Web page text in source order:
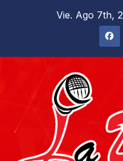
Vie. Ago 7th,